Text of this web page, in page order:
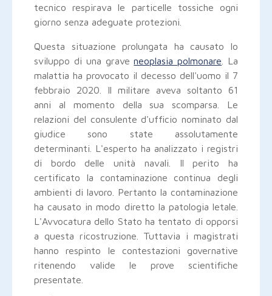
tecnico respirava le particelle tossiche ogni
giorno senza adeguate protezioni.
Questa situazione prolungata ha causato lo
sviluppo di una graveneoplasia polmonare . La
malattia ha provocato il decesso dell'uomo il 7
febbraio 2020. Il militare aveva soltanto 61
anni al momento della sua scomparsa. Le
relazioni del consulente d'ufficio nominato dal
giudice sono state assolutamente
determinanti. L'esperto ha analizzato i registri
di bordo delle unità navali. Il perito ha
certificato la contaminazione continua degli
ambienti di lavoro. Pertanto la contaminazione
ha causato in modo diretto la patologia letale.
L'Avvocatura dello Stato ha tentato di opporsi
a questa ricostruzione. Tuttavia i magistrati
hanno respinto le contestazioni governative
ritenendo valide le prove scientifiche
presentate.